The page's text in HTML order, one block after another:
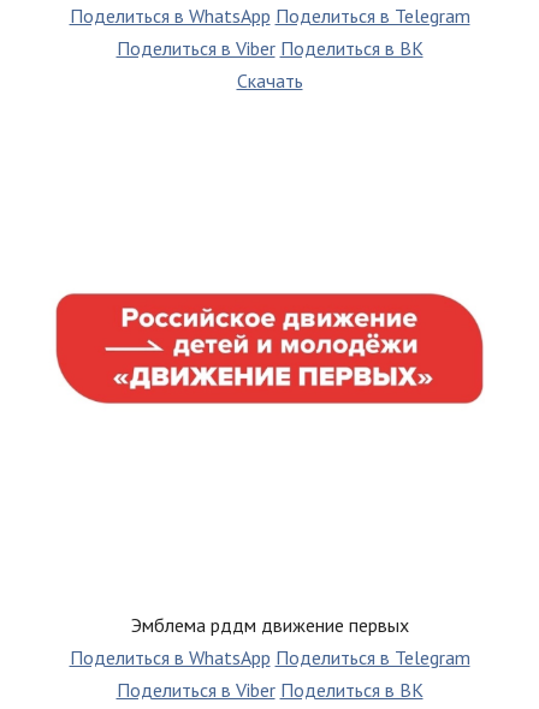
Поделиться в WhatsApp Поделиться в Telegram
Поделиться в Viber Поделиться в ВК
Скачать
Эмблема рддм движение первых
Поделиться в WhatsApp Поделиться в Telegram
Поделиться в Viber Поделиться в ВК